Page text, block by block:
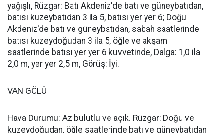
yağışlı, Rüzgar: Batı Akdeniz'de batı ve güneybatıdan,
batısı kuzeybatıdan 3 ila 5, batısı yer yer 6; Doğu
Akdeniz'de batı ve güneybatıdan, sabah saatlerinde
batısı kuzeydoğudan 3 ila 5, öğle ve akşam
saatlerinde batısı yer yer 6 kuvvetinde, Dalga: 1,0 ila
2,0 m, yer yer 2,5 m, Görüş: İyi.
VAN GÖLÜ
Hava Durumu: Az bulutlu ve açık. Rüzgar: Doğu ve
kuzeydoğudan, öğle saatlerinde batı ve güneybatıdan